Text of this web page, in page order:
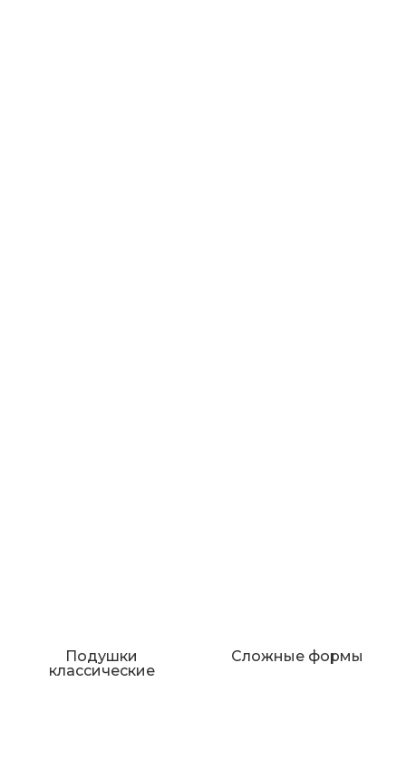
Подушки
классические
Сложные формы